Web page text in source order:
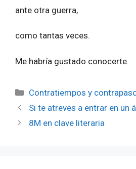
ante otra guerra,
como tantas veces.
Me habría gustado conocerte.
Categorías
Contratiempos y
Si te atreves a entrar en un
8M en clave literaria